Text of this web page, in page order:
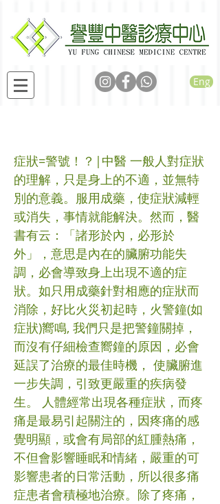
Eng
症狀=警號！？|中醫 一般人對症狀
的理解，只是身上的不適，並無特
別的意義。服用成藥，使症狀減輕
或消失，事情就能解決。然而，醫
書有云：「諸形於內，必形於
外」，意思是內在的臟腑功能失
調，必會導致身上出現不適的症
狀。如只用成藥針對相應的症狀而
消除，好比火災初起時，火警鐘(如
症狀)嚮鳴, 我們只是把警鐘關掉，
而沒有仔細檢查嚮鐘的原因，必會
延誤了治療的最佳時機， 使臟腑進
一步失調，引致更嚴重的疾病發
生。 人體經常出現各種症狀，而疼
痛是最易引起關注的，因疼痛的感
覺明顯，或會有局部的紅腫熱痛，
不但會影響睡眠和情緒，嚴重的可
影響患者的日常活動，所以很多痛
症患者會積極地治療。除了疼痛，